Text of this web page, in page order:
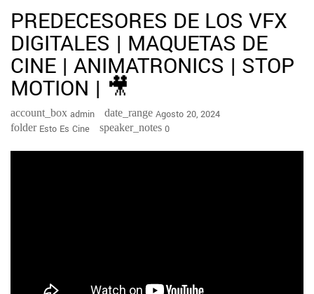
PREDECESORES DE LOS VFX
DIGITALES | MAQUETAS DE
CINE | ANIMATRONICS | STOP
MOTION | 🎥
account_box Admin date_range Agosto 20, 2024
folder Esto Es Cine speaker_notes 0